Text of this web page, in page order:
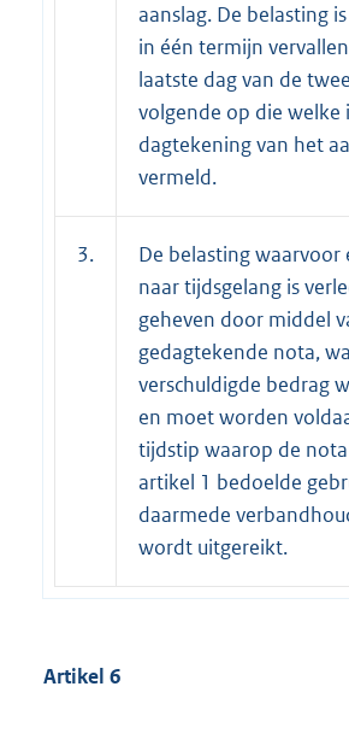
aanslag. De belasting
in één termijn
laatste dag van de
volgende op die welke
dagtekening van het
vermeld.
3.
De belasting waarvoor
naar tijdsgelang is
geheven door middel
gedagtekende nota,
verschuldigde bedrag
en moet worden
tijdstip waarop de
artikel 1 bedoelde
daarmede
wordt uitgereikt.
Artikel 6